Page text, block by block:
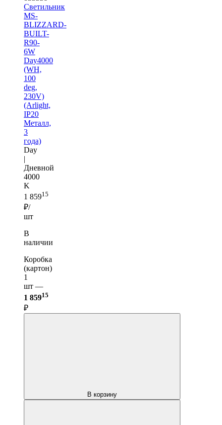
Светильник
MS-
BLIZZARD-
BUILT-
R90-
6W
Day4000
(WH,
100
deg,
230V)
(Arlight,
IP20
Металл,
3
года)
Day
|
Дневной
4000
K
1 85915
₽/
шт
В
наличии
Коробка
(картон)
1
шт —
1 85915
₽
В корзину